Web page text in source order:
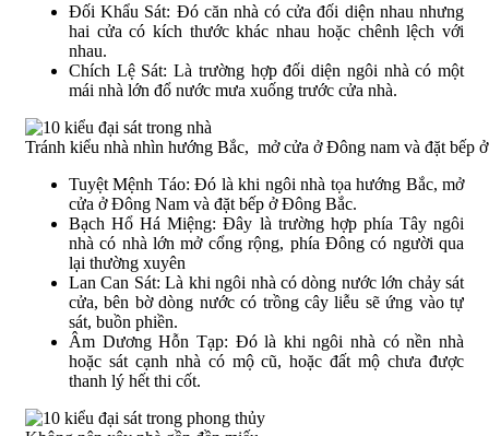
Đối Khẩu Sát: Đó căn nhà có cửa đối diện nhau nhưng
hai cửa có kích thước khác nhau hoặc chênh lệch với
nhau.
Chích Lệ Sát: Là trường hợp đối diện ngôi nhà có một
mái nhà lớn đổ nước mưa xuống trước cửa nhà.
Tránh kiểu nhà nhìn hướng Bắc, mở cửa ở Đông nam và đặt bếp
Tuyệt Mệnh Táo: Đó là khi ngôi nhà tọa hướng Bắc, mở
cửa ở Đông Nam và đặt bếp ở Đông Bắc.
Bạch Hổ Há Miệng: Đây là trường hợp phía Tây ngôi
nhà có nhà lớn mở cổng rộng, phía Đông có người qua
lại thường xuyên
Lan Can Sát: Là khi ngôi nhà có dòng nước lớn chảy sát
cửa, bên bờ dòng nước có trồng cây liễu sẽ ứng vào tự
sát, buồn phiền.
Âm Dương Hỗn Tạp: Đó là khi ngôi nhà có nền nhà
hoặc sát cạnh nhà có mộ cũ, hoặc đất mộ chưa được
thanh lý hết thi cốt.